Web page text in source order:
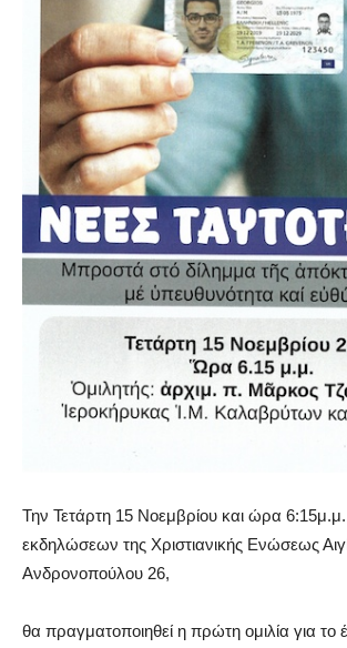
Την Τετάρτη 15 Νοεμβρίου και ώρα
εκδηλώσεων της Χριστιανικής Ενώσεως
Ανδρονοπούλου 26,
θα πραγματοποιηθεί η πρώτη ομιλία για το